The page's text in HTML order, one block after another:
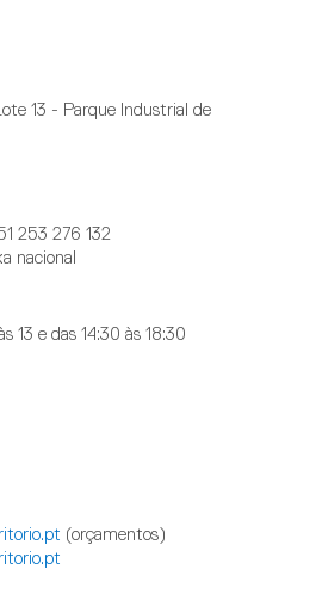
13 - Parque Industrial de
253 276 132
nacional
13 e das 14:30 às 18:30
(orçamentos)